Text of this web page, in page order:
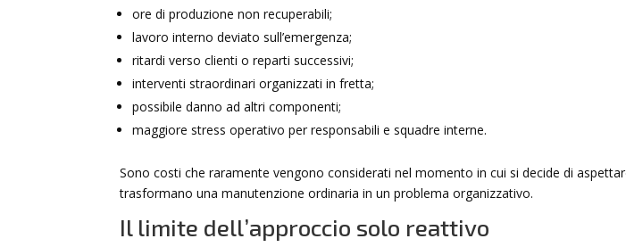
ore di produzione non recuperabili;
lavoro interno deviato sull’emergenza;
ritardi verso clienti o reparti successivi;
interventi straordinari organizzati in fretta;
possibile danno ad altri componenti;
maggiore stress operativo per responsabili e squadre interne.
Sono costi che raramente vengono considerati nel momento in cui si decide di
trasformano una manutenzione ordinaria in un problema organizzativo.
Il limite dell’approccio solo reattivo